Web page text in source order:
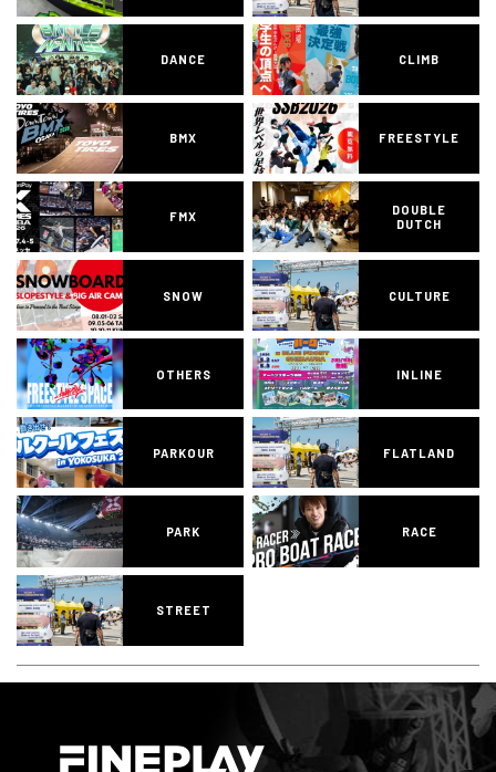
DANCE CLIMB
BMX FREESTYLE
FMX
DOUBLE
DUTCH
SNOW CULTURE
OTHERS INLINE
PARKOUR FLATLAND
PARK RACE
STREET